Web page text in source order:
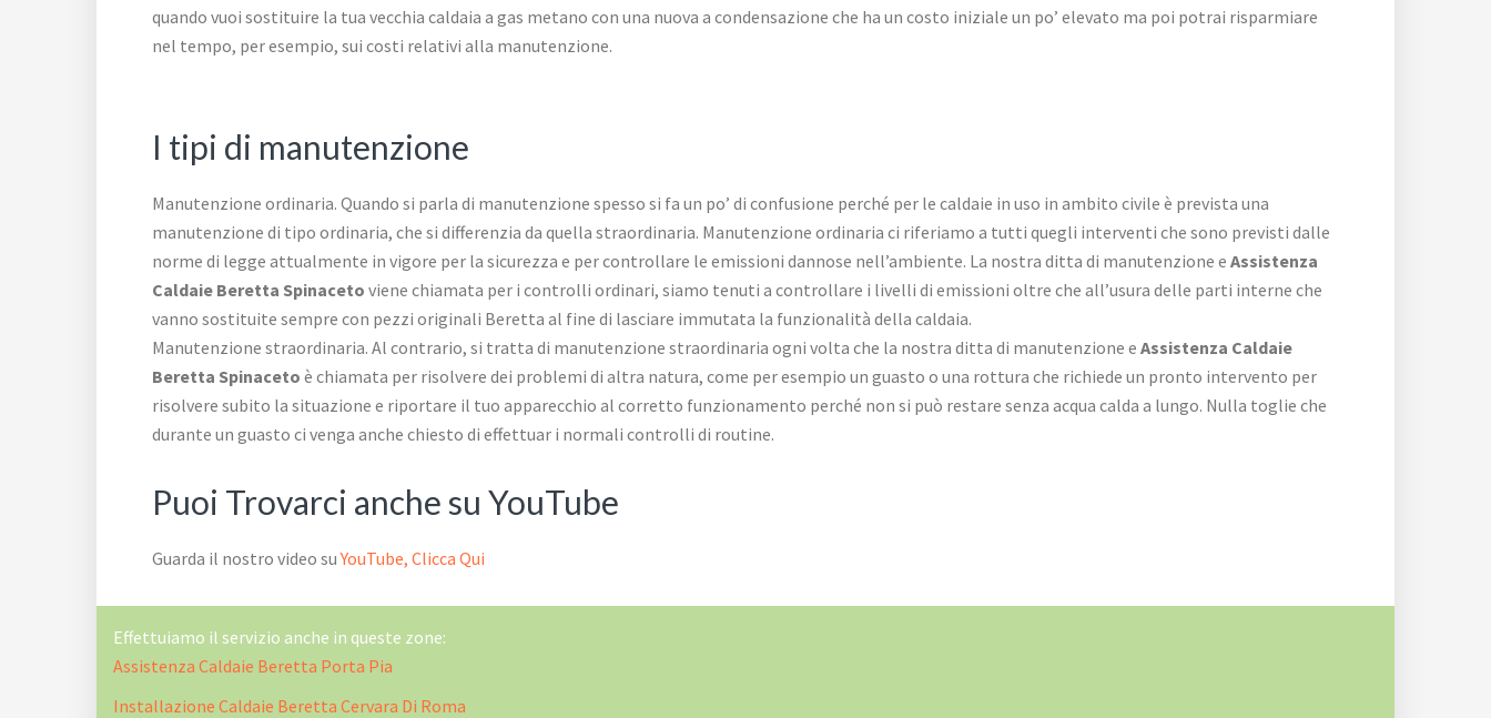
quando vuoi sostituire la tua vecchia caldaia a gas metano con una nuova a condensazione che ha un costo iniziale un po’ elevato ma poi potrai risparmiare
nel tempo, per esempio, sui costi relativi alla manutenzione.
I tipi di manutenzione
Manutenzione ordinaria. Quando si parla di manutenzione spesso si fa un po’ di confusione perché per le caldaie in uso in ambito civile è prevista una
manutenzione di tipo ordinaria, che si differenzia da quella straordinaria. Manutenzione ordinaria ci riferiamo a tutti quegli interventi che sono previsti dalle
norme di legge attualmente in vigore per la sicurezza e per controllare le emissioni dannose nell’ambiente. La nostra ditta di manutenzione e Assistenza
Caldaie Beretta Spinaceto viene chiamata per i controlli ordinari, siamo tenuti a controllare i livelli di emissioni oltre che all’usura delle parti interne che
vanno sostituite sempre con pezzi originali Beretta al fine di lasciare immutata la funzionalità della caldaia.
Manutenzione straordinaria. Al contrario, si tratta di manutenzione straordinaria ogni volta che la nostra ditta di manutenzione e Assistenza Caldaie
Beretta Spinaceto è chiamata per risolvere dei problemi di altra natura, come per esempio un guasto o una rottura che richiede un pronto intervento per
risolvere subito la situazione e riportare il tuo apparecchio al corretto funzionamento perché non si può restare senza acqua calda a lungo. Nulla toglie che
durante un guasto ci venga anche chiesto di effettuar i normali controlli di routine.
Puoi Trovarci anche su YouTube
Guarda il nostro video suYouTube, Clicca Qui
Effettuiamo il servizio anche in queste zone:
Assistenza Caldaie Beretta Porta Pia
Installazione Caldaie Beretta Cervara Di Roma